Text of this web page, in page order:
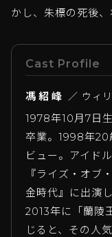
かし、朱標の死後
Cast Profile
馮紹峰 ／ ウィ
1978年10月7日
卒業。1998年20
ビュー。アイド
『ライズ・オブ
金時代』に出演
2013年に「蘭陵
じると、その人